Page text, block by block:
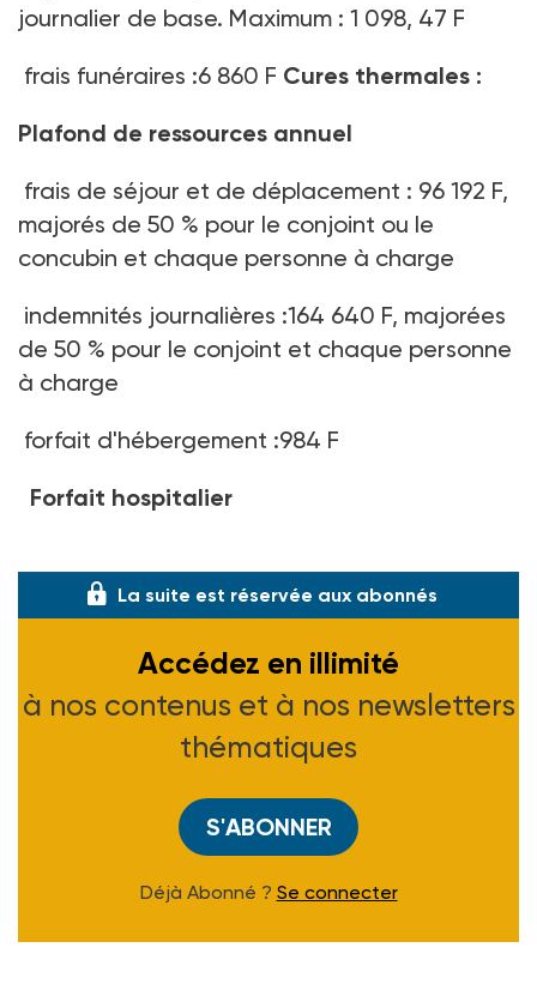
journalier de base. Maximum : 1 098, 47 F
frais funéraires :6 860 F Cures thermales :
Plafond de ressources annuel
frais de séjour et de déplacement : 96 192 F,
majorés de 50 % pour le conjoint ou le
concubin et chaque personne à charge
indemnités journalières :164 640 F, majorées
de 50 % pour le conjoint et chaque personne
à charge
forfait d'hébergement :984 F
Forfait hospitalier
La suite est réservée aux abonnés
Accédez en illimité
à nos contenus et à nos newsletters
thématiques
S'ABONNER
Déjà Abonné ? Se connecter